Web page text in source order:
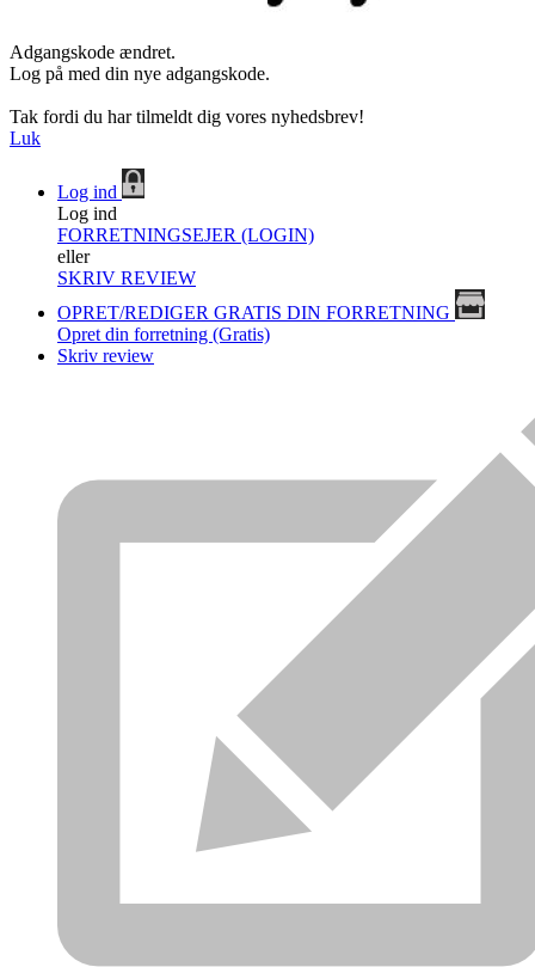
Adgangskode ændret.
Log på med din nye adgangskode.
Tak fordi du har tilmeldt dig vores nyhedsbrev!
Luk
Log ind
Log ind
FORRETNINGSEJER (LOGIN)
eller
SKRIV REVIEW
OPRET/REDIGER GRATIS DIN FORRETNING
Opret din forretning (Gratis)
Skriv review